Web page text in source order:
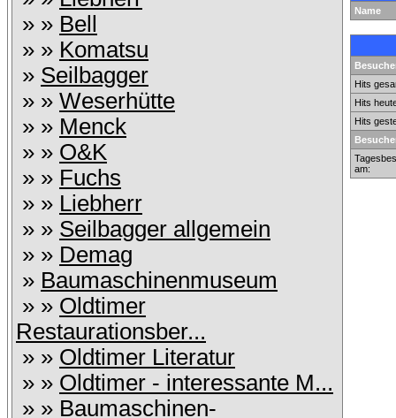
» » Bell
» » Komatsu
» Seilbagger
» » Weserhütte
» » Menck
» » O&K
» » Fuchs
» » Liebherr
» » Seilbagger allgemein
» » Demag
» Baumaschinenmuseum
» » Oldtimer
Restaurationsber...
» » Oldtimer Literatur
» » Oldtimer - interessante M...
» » Baumaschinen-
Name
Hits
Hits
Hits
am: